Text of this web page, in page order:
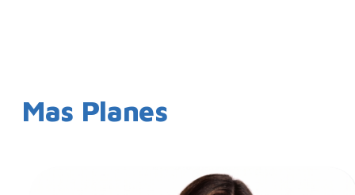
Mas Planes